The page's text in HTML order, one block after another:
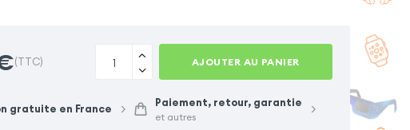
Coque cordon iPhone
13 Rouge
Coque iPhone 13
Souple Mat Noir
(TTC) AJOUTER AU PANIER
gratuite en France Paiement, retour, garantie
et autres